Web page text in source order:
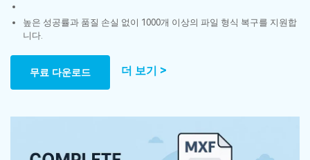
도움말 센터
Mac 시스템에서 무제한 데이터 복구
디바이스 복구하기
리커버릿 모든 기능 확인하기
삭제된 파일 복구
손상된 파일 복구
드라이브에서 복구
가이드
다운로드
높은 성공률과 품질 손실 없이 1000개 이상의 파일 형식 복구를 지원합
니다.
무료 다운로드 더 보기 >